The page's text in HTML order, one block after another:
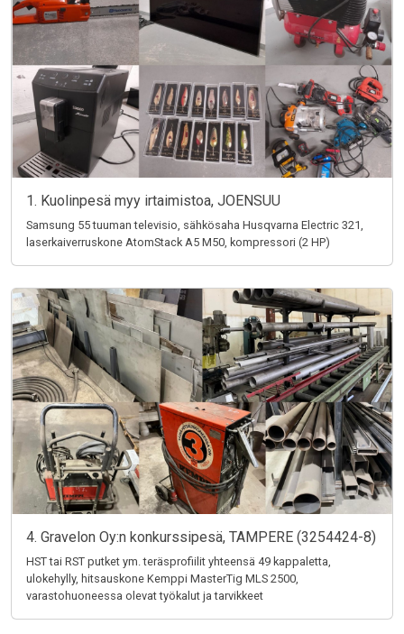
1. Kuolinpesä myy irtaimistoa, JOENSUU
Samsung 55 tuuman televisio, sähkösaha Husqvarna Electric 321,
laserkaiverruskone AtomStack A5 M50, kompressori (2 HP)
4. Gravelon Oy:n konkurssipesä, TAMPERE (3254424-8)
HST tai RST putket ym. teräsprofiilit yhteensä 49 kappaletta,
ulokehylly, hitsauskone Kemppi MasterTig MLS 2500,
varastohuoneessa olevat työkalut ja tarvikkeet